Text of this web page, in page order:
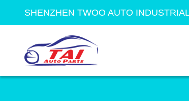
SHENZHEN TWOO AUTO